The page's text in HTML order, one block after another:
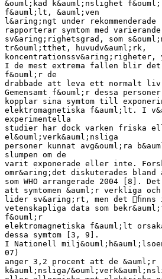
&ouml;kad k&auml;nslighet
f&auml;lt, &auml;ven
l&aring;ngt under
rapporterar symtom med varierande
sv&aring;righetsgrad, som
tr&ouml;tthet, huvudv&auml;rk,
koncentrationssv&aring;righeter,
I de mest extrema fallen blir det
f&ouml;r de
drabbade att leva ett normalt
Gemensamt f&ouml;r dessa
kopplar sina symtom till
elektromagnetiska f&auml;lt. I
experimentella
studier har dock varken friska
el&ouml;verk&auml;nsliga
personer kunnat avg&ouml;ra
slumpen om de
varit exponerade eller inte.
omr&aring;det diskuterades bland
som WHO arrangerade 2004 [8].
att symtomen &auml;r verkliga
lider sv&aring;rt, men det
vetenskapliga data som
f&ouml;r
elektromagnetiska f&auml;lt
dessa symtom [3, 9].
I Nationell
07)
anger 3,2 procent att de &auml;r
k&auml;nsliga/